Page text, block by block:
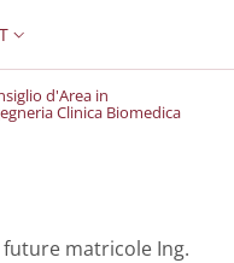
LINGUA:
d'Area in
Clinica Biomedica
future matricole Ing.